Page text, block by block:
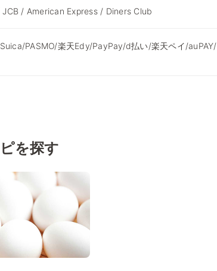
/ American Express / Diners Club
PASMO/楽天Edy/PayPay/d払い/楽天ペイ/auPAY/
を探す